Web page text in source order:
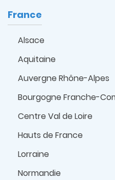
France
Alsace
Aquitaine
Auvergne Rhône-Alpes
Bourgogne Franche-
Centre Val de Loire
Hauts de France
Lorraine
Normandie